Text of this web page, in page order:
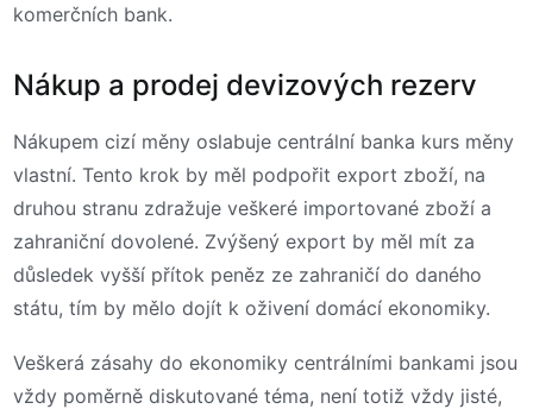
komerčních bank.
Nákup a prodej devizových rezerv
Nákupem cizí měny oslabuje centrální banka kurs měny
vlastní. Tento krok by měl podpořit export zboží, na
druhou stranu zdražuje veškeré importované zboží a
zahraniční dovolené. Zvýšený export by měl mít za
důsledek vyšší přítok peněz ze zahraničí do daného
státu, tím by mělo dojít k oživení domácí ekonomiky.
Veškerá zásahy do ekonomiky centrálními bankami jsou
vždy poměrně diskutované téma, není totiž vždy jisté,